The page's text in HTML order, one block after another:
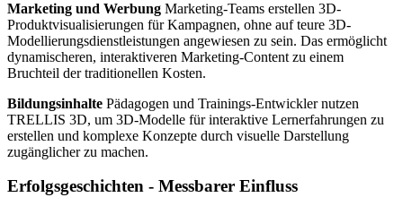
Marketing und Werbung Marketing-Teams erstellen 3D-
Produktvisualisierungen für Kampagnen, ohne auf teure 3D-
Modellierungsdienstleistungen angewiesen zu sein. Das ermöglicht
dynamischeren, interaktiveren Marketing-Content zu einem
Bruchteil der traditionellen Kosten.
Bildungsinhalte Pädagogen und Trainings-Entwickler nutzen
TRELLIS 3D, um 3D-Modelle für interaktive Lernerfahrungen zu
erstellen und komplexe Konzepte durch visuelle Darstellung
zugänglicher zu machen.
Erfolgsgeschichten - Messbarer Einfluss